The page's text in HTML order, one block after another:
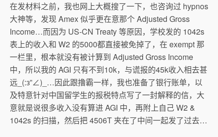
在发材料之前，我也网上大概搜了一下，也咨询过 hypnos
大神等，发现 Amex 似乎更在意那个 Adjusted Gross
Income…而因为 US-CN Treaty 等原因，学校发的 1042s
表上的收入和 W2 的5000都直接被免掉了，在 exempt 那
一栏里，根本就没有被计算到 Adjusted Gross Income
中，所以我的 AGI 只有不到10k，与谎报的45k收入相去甚
远_(:з”∠)_…因此跟撸霸一样，我也准备了银行账单，以
及特意针对中国留学生的报税特点写了一封解释的信，大
意就是说很多收入没有算进 AGI 中，再附上自己 W2 &
1042s 的扫描，然后把 4506T 夹在了中间一起发了过去…